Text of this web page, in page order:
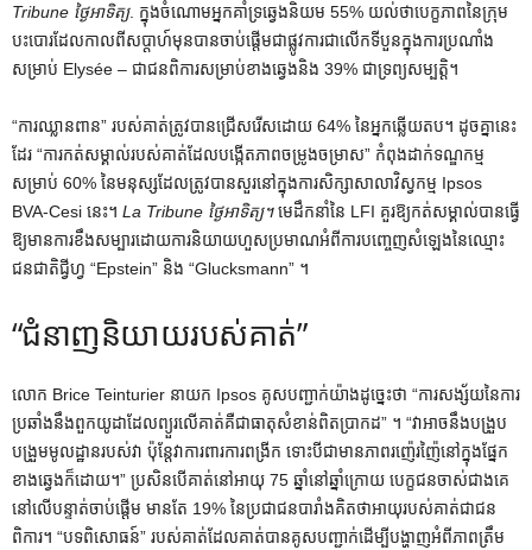
Tribune ថ្ងៃអាទិត្យ. ក្នុងចំណោមអ្នកគាំទ្រឆ្វេងនិយម 55% យល់ថាបេក្ខភាពនៃក្រុម
បះបោរដែលកាលពីសប្តាហ៍មុនបានចាប់ផ្តើមជាផ្លូវការជាលើកទីបួនក្នុងការប្រណាំង
សម្រាប់ Elysée – ជាជនពិការសម្រាប់ខាងឆ្វេងនិង 39% ជាទ្រព្យសម្បត្តិ។
“ការឈ្លានពាន” របស់គាត់ត្រូវបានជ្រើសរើសដោយ 64% នៃអ្នកឆ្លើយតប។ ដូចគ្នានេះ
ដែរ “ការកត់សម្គាល់របស់គាត់ដែលបង្កើតភាពចម្រូងចម្រាស” កំពុងដាក់ទណ្ឌកម្ម
សម្រាប់ 60% នៃមនុស្សដែលត្រូវបានសួរនៅក្នុងការសិក្សាសាលាវិស្វកម្ម Ipsos
BVA-Cesi នេះ។ La Tribune ថ្ងៃអាទិត្យ។មេដឹកនាំនៃ LFI គួរឱ្យកត់សម្គាល់បានធ្វើ
ឱ្យមានការខឹងសម្បារដោយការនិយាយហួសប្រមាណអំពីការបញ្ចេញសំឡេងនៃឈ្មោះ
ជនជាតិជ្វីហ្វ “Epstein” និង “Glucksmann” ។
“ជំនាញនិយាយរបស់គាត់”
លោក Brice Teinturier នាយក Ipsos គូសបញ្ជាក់យ៉ាងដូច្នេះថា “ការសង្ស័យនៃការ
ប្រឆាំងនឹងពួកយូដាដែលព្យួរលើគាត់គឺជាធាតុសំខាន់ពិតប្រាកដ” ។ “វាអាចនឹងបង្រួប
បង្រួមមូលដ្ឋានរបស់វា ប៉ុន្តែវាការពារការពង្រីក ទោះបីជាមានភាពរញ៉េរញ៉ៃនៅក្នុងផ្នែក
ខាងឆ្វេងក៏ដោយ។” ប្រសិនបើគាត់នៅអាយុ 75 ឆ្នាំនៅឆ្នាំក្រោយ បេក្ខជនចាស់ជាងគេ
នៅលើបន្ទាត់ចាប់ផ្តើម មានតែ 19% នៃប្រជាជនបារាំងគិតថាអាយុរបស់គាត់ជាជន
ពិការ។ “បទពិសោធន៍” របស់គាត់ដែលគាត់បានគូសបញ្ជាក់ដើម្បីបង្ហាញអំពីភាពត្រឹម